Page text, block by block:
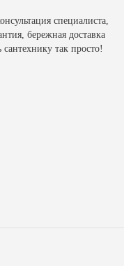
специалиста,
бережная доставка
так просто!